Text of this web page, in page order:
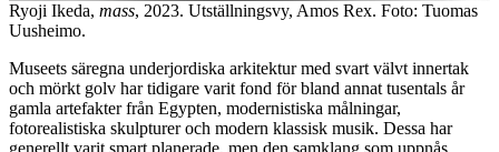
Ryoji Ikeda, mass, 2023. Utställningsvy, Amos Rex. Foto: Tuomas
Uusheimo.
Museets säregna underjordiska arkitektur med svart välvt innertak
och mörkt golv har tidigare varit fond för bland annat tusentals år
gamla artefakter från Egypten, modernistiska målningar,
fotorealistiska skulpturer och modern klassisk musik. Dessa har